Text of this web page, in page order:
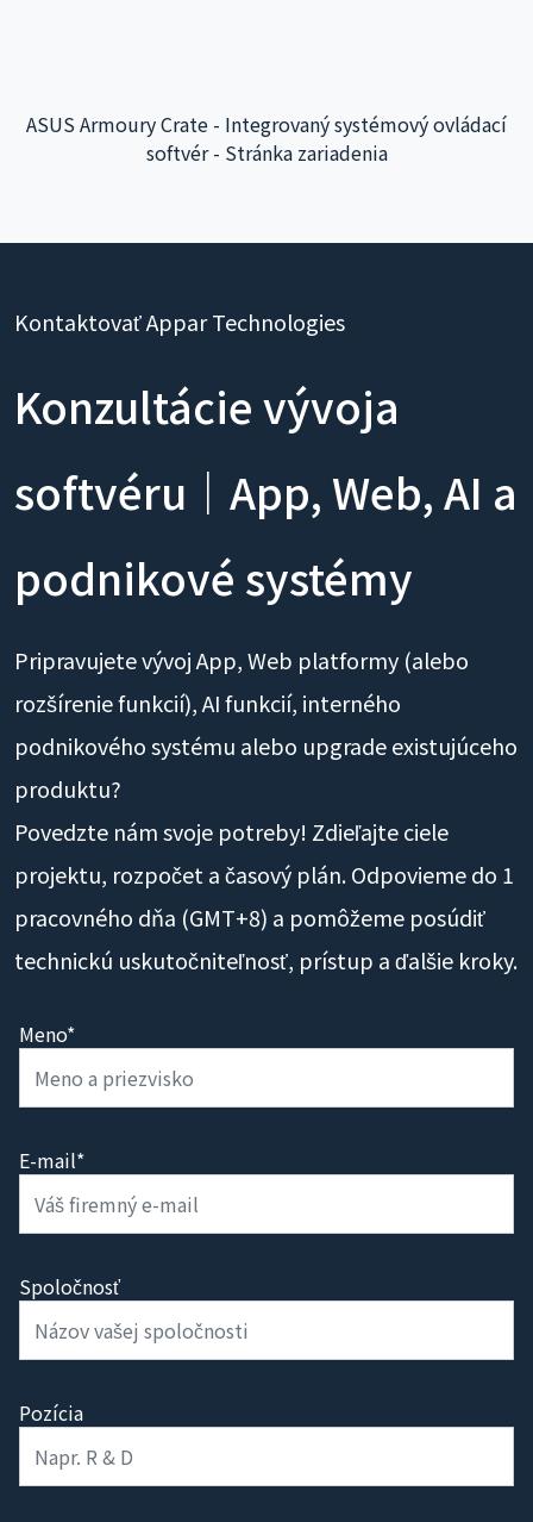
ASUS Armoury Crate - Integrovaný systémový ovládací
softvér - Stránka zariadenia
Kontaktovať Appar Technologies
Konzultácie vývoja
softvéru｜App, Web, AI a
podnikové systémy
Pripravujete vývoj App, Web platformy (alebo
rozšírenie funkcií), AI funkcií, interného
podnikového systému alebo upgrade existujúceho
produktu?
Povedzte nám svoje potreby! Zdieľajte ciele
projektu, rozpočet a časový plán. Odpovieme do 1
pracovného dňa (GMT+8) a pomôžeme posúdiť
technickú uskutočniteľnosť, prístup a ďalšie kroky.
Meno*
E-mail*
Spoločnosť
Pozícia